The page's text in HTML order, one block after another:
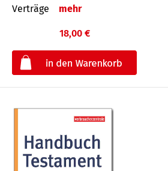
Verträge
mehr
18,00 €